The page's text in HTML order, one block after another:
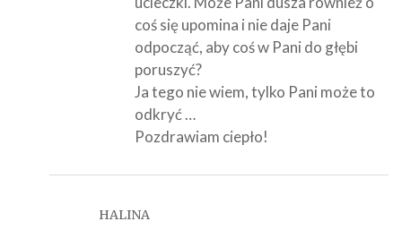
coś się upomina i nie daje Pani
odpocząć, aby coś w Pani do głębi
poruszyć?
Ja tego nie wiem, tylko Pani może to
odkryć …
Pozdrawiam ciepło!
HALINA